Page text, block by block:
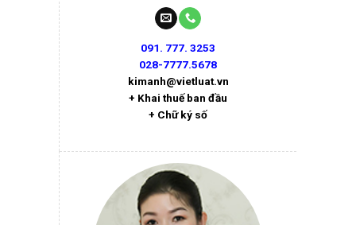
091. 777. 3253
028-7777.5678
kimanh@vietluat.vn
+ Khai thuế ban đầu
+ Chữ ký số